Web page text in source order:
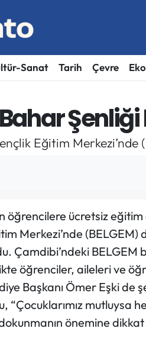
Sanat Tarih Çevre
Bahar
Eğitim
öğrencilere ücretsiz
Merkezi’nde
Çamdibi’ndeki BELGEM
öğrenciler, aileleri ve
Başkanı Ömer Eşki de
“Çocuklarımız mutluysa
önemine